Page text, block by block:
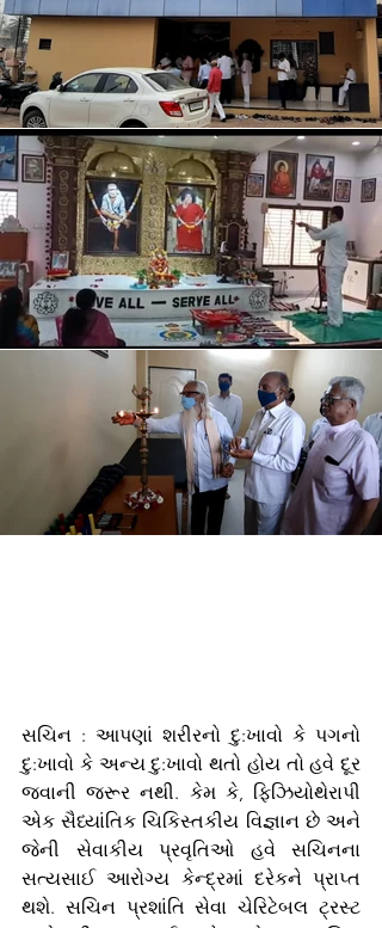
સચિન : આપણાં શરીરનો દુ:ખાવો કે પગનો
દુ:ખાવો કે અન્ય દુ:ખાવો થતો હોય તો હવે દૂર
જવાની જરૂર નથી. કેમ કે, ફિઝિયોથેરાપી
એક સૈધ્યાંતિક ચિકિસ્તકીય વિજ્ઞાન છે અને
જેની સેવાકીય પ્રવૃતિઓ હવે સચિનના
સત્યસાઈ આરોગ્ય કેન્દ્રમાં દરેકને પ્રાપ્ત
થશે. સચિન પ્રશાંતિ સેવા ચેરિટેબલ ટ્રસ્ટ